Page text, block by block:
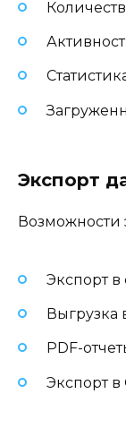
Экспорт
Возможности
Экспорт в
Выгрузка
PDF-
Экспорт в